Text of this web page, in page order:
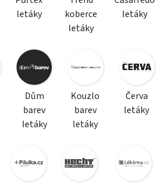
letáky
koberce
letáky
letáky
Dům
barev
letáky
Kouzlo
barev
letáky
Červa
letáky